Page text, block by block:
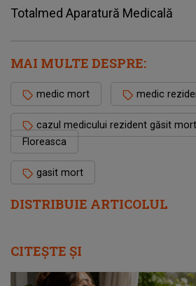
DISTRIBUIE ARTICOLUL
Totalmed Aparatură Medicală
MAI MULTE DESPRE:
medic mort medic
cazul medicului rezident găsit
Floreasca
gasit mort
CITEȘTE ȘI